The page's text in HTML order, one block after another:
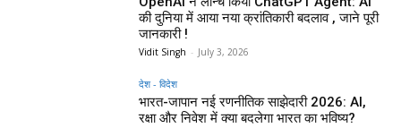
की दुनिया में आया नया क्रांतिकारी बदलाव , जाने पूरी
जानकारी !
Vidit Singh - July 3, 2026
देश - विदेश
भारत-जापान नई रणनीतिक साझेदारी 2026: AI,
रक्षा और निवेश में क्या बदलेगा भारत का भविष्य?